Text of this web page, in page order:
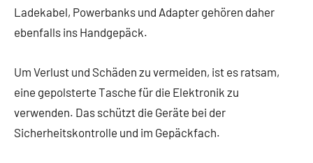
Ladekabel, Powerbanks und Adapter gehören daher
ebenfalls ins Handgepäck.
Um Verlust und Schäden zu vermeiden, ist es ratsam,
eine gepolsterte Tasche für die Elektronik zu
verwenden. Das schützt die Geräte bei der
Sicherheitskontrolle und im Gepäckfach.